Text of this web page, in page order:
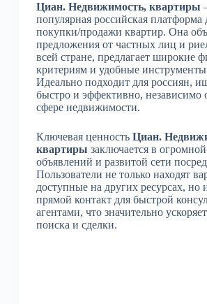
Циан. Недвижимость, квартиры
популярная российская платформа
покупки/продажи квартир. Она
предложения от частных лиц и
всей стране, предлагает широкие
критериям и удобные инструменты
Идеально подходит для россиян,
быстро и эффективно, независимо
сфере недвижимости.
Ключевая ценность Циан.
квартиры заключается в
объявлений и развитой сети
Пользователи не только находят
доступные на других ресурсах, но
прямой контакт для быстрой
агентами, что значительно
поиска и сделки.